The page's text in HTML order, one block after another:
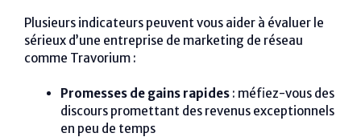
Plusieurs indicateurs peuvent vous aider à évaluer le
sérieux d’une entreprise de marketing de réseau
comme Travorium :
Promesses de gains rapides : méfiez-vous des
discours promettant des revenus exceptionnels
en peu de temps